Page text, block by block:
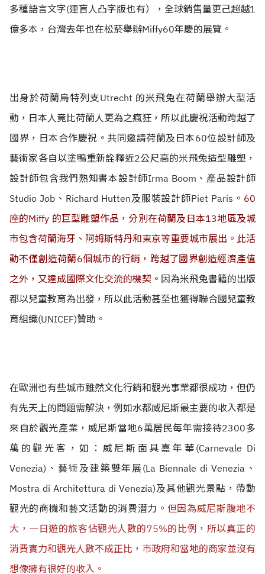
多種語言文字(連盲人凸字版也有），全球銷售量更己超越1
億多本，台灣去年也在松菸舉辦Miffy60年慶的展覽。
出身於荷蘭烏特列支Utrecht 的米飛兔在荷蘭舉辦大型活
動，日本人竟比荷蘭人更為之瘋狂，所以此慶祝活動跨越了
國界，日本合作慶祝。共同邀請荷蘭及日本60位設計師及
藝術家各自以塗鴨重新詮釋近2公尺高的米飛兔造型雕塑，
設計師包含我們熟知書本設計師Irma Boom、產品設計師
Studio Job、Richard Hutten及服裝設計師Piet Paris。 60
座的Miffy 的巨型雕塑作品，分別在荷蘭及日本13地區及城
市包含荷蘭海牙、阿姆斯特丹和東京等重要城市展出。此活
動不僅創造荷蘭6個城市的行銷，跨越了國界創造經濟產值
之外，又達成國際文化交流的機契。 因為米飛兔書籍的出版
都以兒童教育為出發，所以此活動甚至也獲得聯合國兒童教
育組織(UNICEF)贊助 。
在歐洲也有些城市雖然文化行銷和觀光事業都很成功，但仍
有先天上的問題需解決，例如水都威尼斯最主要的收入都是
來自於觀光產業，威尼斯當地6萬居民每年需接待2300多
萬的觀光客，如：威尼斯面具嘉年華(Carnevale Di
Venezia)、藝術及建築雙年展(La Biennale di Venezia、
Mostra di Architettura di Venezia)及其他觀光景點，帶動
觀光的商機和藝文活動的消費潛力。 但因為威尼斯腹地不
大，一日遊的旅客佔觀光人數的75%的比例，所以真正的
消費實力和觀光人數不成正比，巿政府和當地的商家並沒有
想像擁有很好的收入。